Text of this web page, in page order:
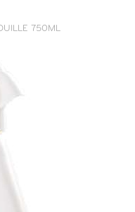
750ML